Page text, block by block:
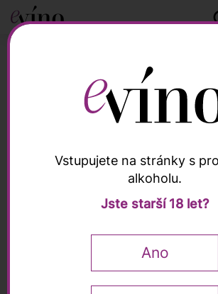
Akční nabídky
Od nejdražšího Názvu A-Z Názvu
Vstupujete na stránky s
alkoholu.
Jste starší 18 let?
Ano